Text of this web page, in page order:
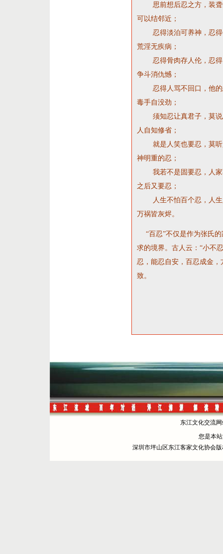
思前想后忍之方，装聋
可以结邻近；
忍得淡泊可养神，忍得
荒淫无疾病；
忍得骨肉存人伦，忍得
争斗消仇憾；
忍得人骂不回口，他的
毒手自没劲；
须知忍让真君子，莫说
人自知修省；
就是人笑也要忍，莫听
神明重的忍；
我若不是固要忍，人家
之后又要忍；
人生不怕百个忍，人生
万祸皆灰烬。
“百忍”不仅是作为张氏
求的境界。古人云：“小不
忍，能忍自安，百忍成金
致。
东江文化交流
您是本
深圳市坪山区东江客家文化协